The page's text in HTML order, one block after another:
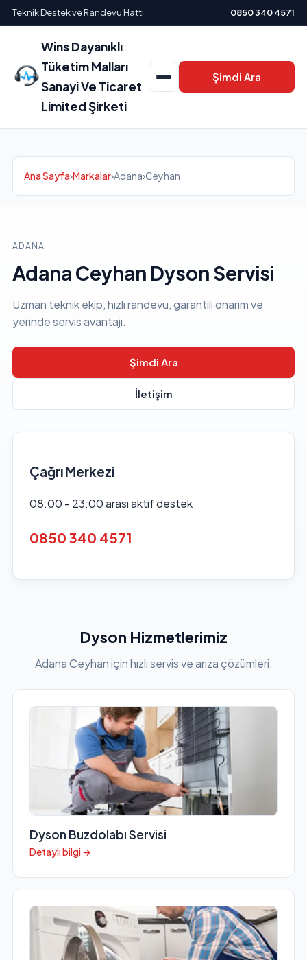
Teknik Destek ve Randevu Hattı 0850 340 4571
Wins Dayanıklı
Tüketim Malları
Sanayi Ve Ticaret
Limited Şirketi
Şimdi Ara
Ana Sayfa›Markalar›Adana›Ceyhan
ADANA
Adana Ceyhan Dyson Servisi
Uzman teknik ekip, hızlı randevu, garantili onarım ve
yerinde servis avantajı.
Şimdi Ara
İletişim
Çağrı Merkezi
08:00 - 23:00 arası aktif destek
0850 340 4571
Dyson Hizmetlerimiz
Adana Ceyhan için hızlı servis ve arıza çözümleri.
Dyson Buzdolabı Servisi
Detaylı bilgi →